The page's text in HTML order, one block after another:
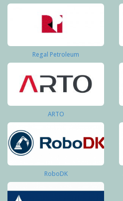
Regal Petroleum
ARTO
RoboDK